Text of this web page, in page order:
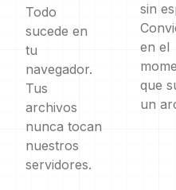
Todo
sucede en
tu
navegador.
Tus
archivos
nunca tocan
nuestros
servidores.
sin
en el
que
un